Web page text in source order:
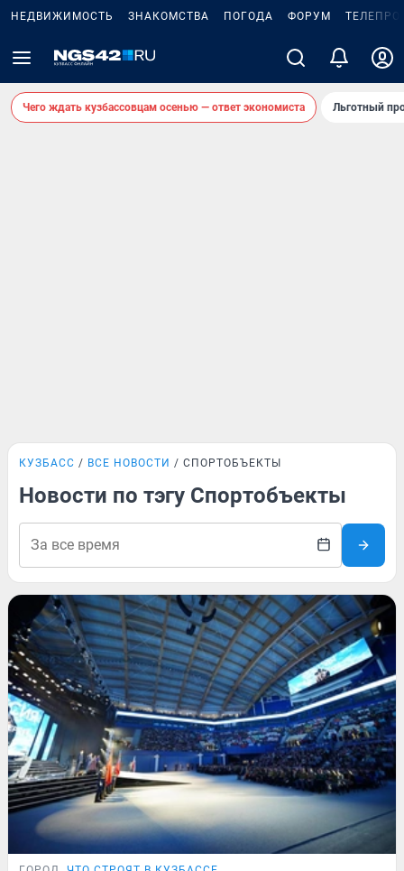
НЕДВИЖИМОСТЬ ЗНАКОМСТВА ПОГОДА ФОРУМ
Чего ждать кузбассовцам осенью — ответ экономиста Льготный
КУЗБАСС ВСЕ НОВОСТИ СПОРТОБЪЕКТЫ
Новости по тэгу Спортобъекты